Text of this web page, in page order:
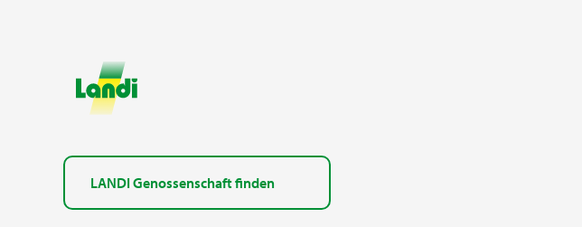
LANDI Genossenschaft finden